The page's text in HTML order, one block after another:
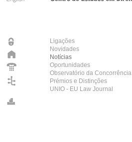
Ligações
Novidades
Notícias
Oportunidades
Observatório da Concorrência
Prémios e Distinções
UNIO - EU Law Journal